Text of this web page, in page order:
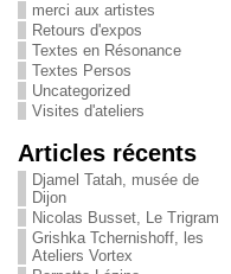
merci aux artistes
Retours d'expos
Textes en Résonance
Textes Persos
Uncategorized
Visites d'ateliers
Articles récents
Djamel Tatah, musée de
Dijon
Nicolas Busset, Le Trigram
Grishka Tchernishoff, les
Ateliers Vortex